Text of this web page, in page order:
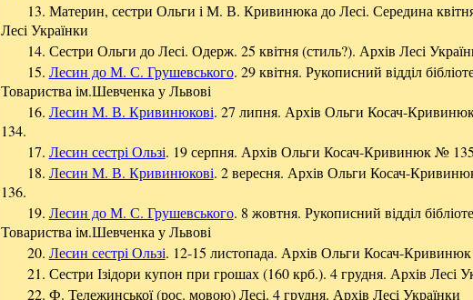
13. Материн, сестри Ольги і М. В. Кривинюка до Лесі. Середина
Лесі Українки
14. Сестри Ольги до Лесі. Одерж. 25 квітня (стиль?). Архів Лесі
15. Лесин до М. С. Грушевського. 29 квітня. Рукописний відділ
Товариства ім.Шевченка у Львові
16. Лесин M. В. Кривинюкові. 27 липня. Архів Ольги Косач-
134.
17. Лесин сестрі Ользі. 19 серпня. Архів Ольги Косач-Кривинюк №
18. Лесин M. В. Кривинюкові. 2 вересня. Архів Ольги Косач-
136.
19. Лесин до М. С. Грушевського. 8 жовтня. Рукописний відділ
Товариства ім.Шевченка у Львові
20. Лесин сестрі Ользі. 12-15 листопада. Архів Ольги Косач-
21. Сестри Ізідори купон при грошах (160 крб.). 4 грудня. Архів Лесі
22. Ф. Тележинської (рос. мовою) Лесі. 4 грудня. Архів Лесі Українки